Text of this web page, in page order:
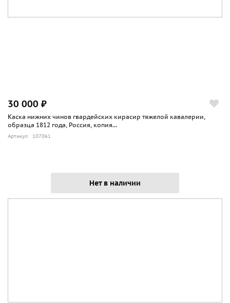
30 000 ₽
Каска нижних чинов гвардейских кирасир тяжелой кавалерии,
образца 1812 года, Россия, копия...
Артикул: 107061
Нет в наличии